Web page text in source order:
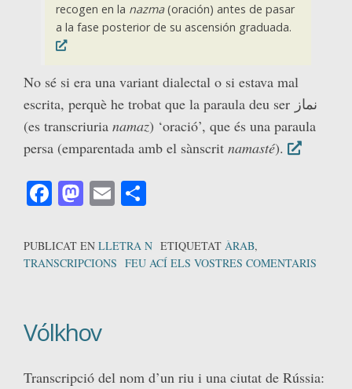
recogen en la nazma(oración) antes de pasar
a la fase posterior de su ascensión graduada.
No sé si era una variant dialectal o si estava mal
escrita, perquè he trobat que la paraula deu ser نماز
(es transcriuria namaz) ‘oració’, que és una paraula
persa (emparentada amb el sànscrit namasté).
Facebook
Mastodon
Email
PUBLICAT EN LLETRA N ETIQUETAT ÀRAB,
TRANSCRIPCIONS FEU ACÍ ELS VOSTRES COMENTARIS
Vólkhov
Transcripció del nom d’un riu i una ciutat de Rússia: